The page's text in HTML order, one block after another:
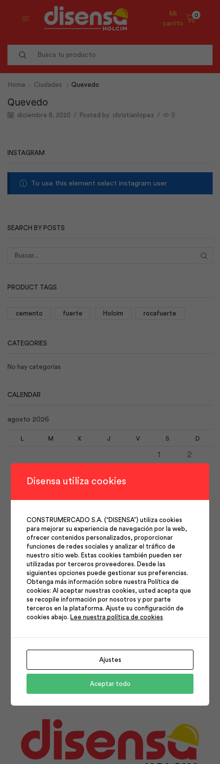
Mi
carrito
0
Home Ciudades Quevedo
Quevedo
diciembre 8, 2020 / Posted by christianlopez / 0
INSTAGRAM
To use this element select instagram user
SEARCH BY POSTS
PRODUCT TAGS
cemento fuerte Holcim rocafuerte
CATEGORIES
No hay categorías
CALENDAR
agosto 2026
M X J V S D
1
2
25 26 27 28 29
Síguenos en nuestras
redes
FacebookInstagramYoutube
Disensa utiliza cookies
CONSTRUMERCADO S.A. (“DISENSA”) utiliza cookies
para mejorar su experiencia de navegación por la web,
ofrecer contenidos personalizados, proporcionar
funciones de redes sociales y analizar el tráfico de
nuestro sitio web. Estas cookies también pueden ser
utilizadas por terceros proveedores. Desde las
siguientes opciones puede gestionar sus preferencias.
Obtenga más información sobre nuestra Política de
cookies: Al aceptar nuestras cookies, usted acepta que
se recopile información por nosotros y por parte
terceros en la plataforma. Ajuste su configuración de
cookies abajo. Lee nuestra política de cookies
Ajustes
Aceptar todo